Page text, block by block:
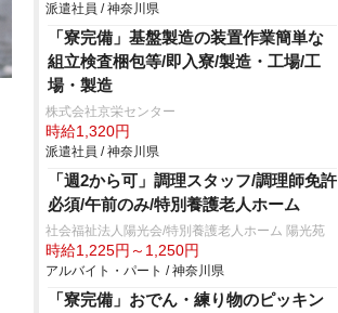
派遣社員 / 神奈川県
「寮完備」基盤製造の装置作業簡単な
組立検査梱包等/即入寮/製造・工場/工
場・製造
株式会社京栄センター
時給1,320円
派遣社員 / 神奈川県
「週2から可」調理スタッフ/調理師免許
必須/午前のみ/特別養護老人ホーム
社会福祉法人陽光会/特別養護老人ホーム 陽光苑
時給1,225円～1,250円
アルバイト・パート / 神奈川県
「寮完備」おでん・練り物のピッキン